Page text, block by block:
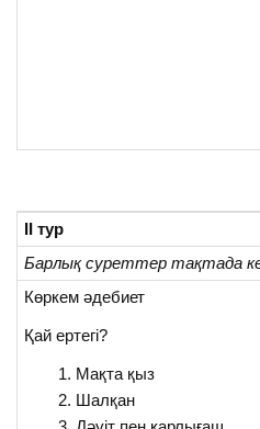
ІІ тур
Барлық суреттер тақтада
Көркем әдебиет
Қай ертегі?
Мақта қыз
Шалқан